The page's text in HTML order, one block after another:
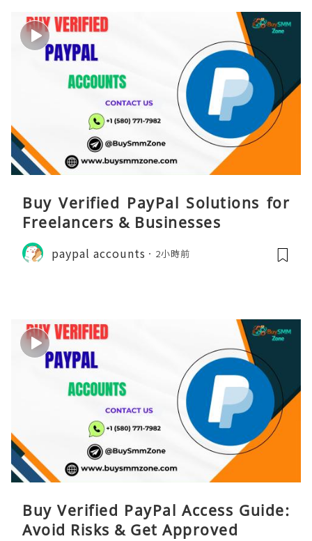
Buy Verified PayPal Solutions for
Freelancers & Businesses
paypal accounts 2小時前
Buy Verified PayPal Access Guide:
Avoid Risks & Get Approved